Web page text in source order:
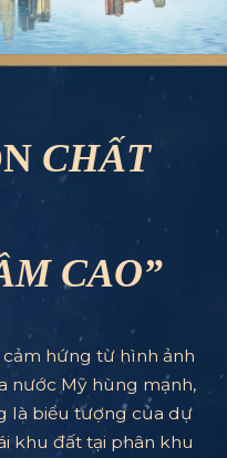
CHẤT
CAO”
hứng từ hình ảnh
nước Mỹ hùng mạnh,
là biểu tượng của dự
khu đất tại phân khu